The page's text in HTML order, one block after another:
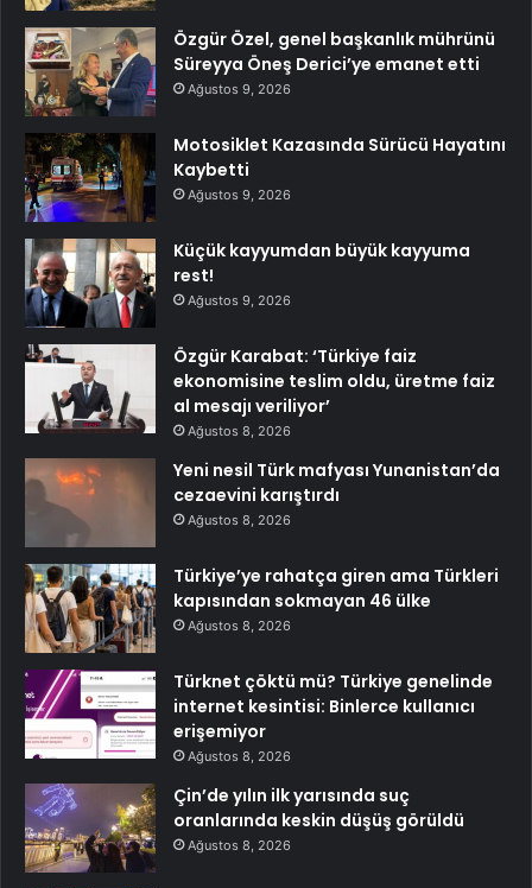
Özgür Özel, genel başkanlık mührünü
Süreyya Öneş Derici’ye emanet etti
Ağustos 9, 2026
Motosiklet Kazasında Sürücü Hayatını
Kaybetti
Ağustos 9, 2026
Küçük kayyumdan büyük kayyuma
rest!
Ağustos 9, 2026
Özgür Karabat: ‘Türkiye faiz
ekonomisine teslim oldu, üretme faiz
al mesajı veriliyor’
Ağustos 8, 2026
Yeni nesil Türk mafyası Yunanistan’da
cezaevini karıştırdı
Ağustos 8, 2026
Türkiye’ye rahatça giren ama Türkleri
kapısından sokmayan 46 ülke
Ağustos 8, 2026
Türknet çöktü mü? Türkiye genelinde
internet kesintisi: Binlerce kullanıcı
erişemiyor
Ağustos 8, 2026
Çin’de yılın ilk yarısında suç
oranlarında keskin düşüş görüldü
Ağustos 8, 2026